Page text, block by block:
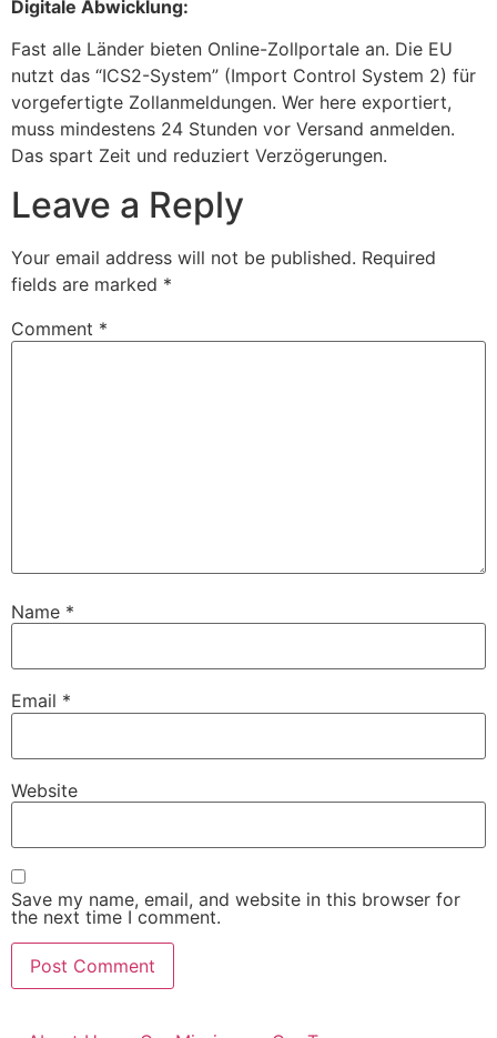
Digitale Abwicklung:
Fast alle Länder bieten Online-Zollportale an. Die EU
nutzt das “ICS2-System” (Import Control System 2) für
vorgefertigte Zollanmeldungen. Wer here exportiert,
muss mindestens 24 Stunden vor Versand anmelden.
Das spart Zeit und reduziert Verzögerungen.
Leave a Reply
Your email address will not be published. Required
fields are marked *
Comment *
Name *
Email *
Website
Save my name, email, and website in this browser for
the next time I comment.